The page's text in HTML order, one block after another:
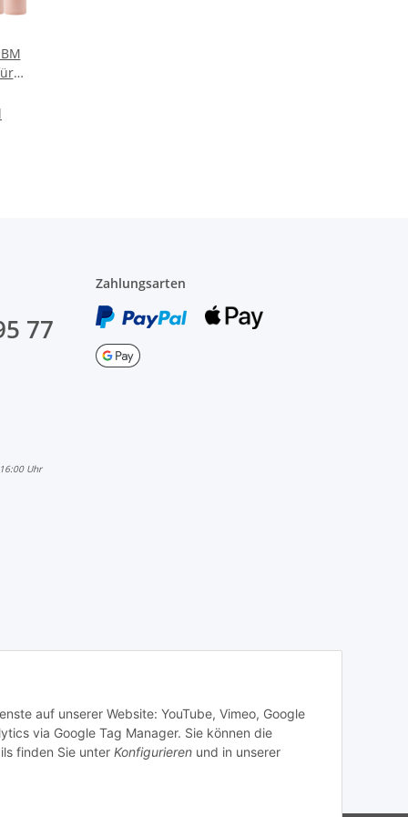
auf unserer Website: YouTube, Vimeo, Google
via Google Tag Manager. Sie können die
finden Sie unter Konfigurieren und in unserer
77
Uhr
Zahlungsarten